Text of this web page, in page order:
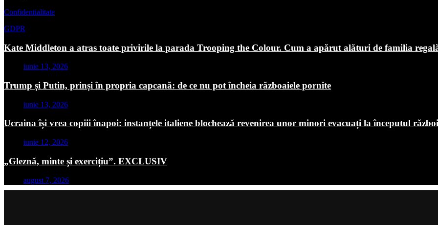
Confidentialitate
GDPR
Kate Middleton a atras toate privirile la parada Trooping the Colour. Cum a apărut alături de familia
iunie 13, 2026
Trump și Putin, prinși în propria capcană: de ce nu pot încheia războaiele pornite
iunie 13, 2026
Ucraina își vrea copiii înapoi: instanțele italiene blochează revenirea unor minori evacuați la începutul
iunie 12, 2026
„Gleznă, minte și exercițiu”. EXCLUSIV
august 7, 2026